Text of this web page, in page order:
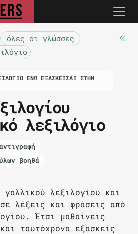
όλες οι γλώσσες
ΕΝΏ ΕΞΑΣΚΕΊΣΑΙ ΣΤΗΝ
λεξιλόγιο
βοηθά
λεξιλογίου και
λέξεις και φράσεις από
Έτσι μαθαίνεις
ταυτόχρονα εξασκείς